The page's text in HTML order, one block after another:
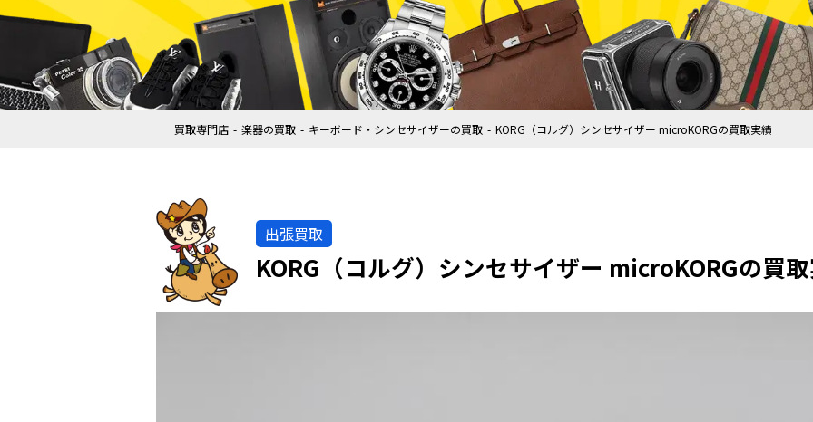
買取専門店 楽器の買取 キーボード・シンセサイザーの買取 KORG（コルグ）シンセサイザー microKORGの買取実績
出張買取
KORG（コルグ）シンセサイザー microKORGの買